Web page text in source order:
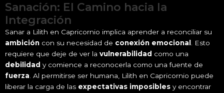
Sanación: El Camino hacia la
Integración
Sanar a Lilith en Capricornio implica aprender a reconciliar su
ambición con su necesidad de conexión emocional . Esto
requiere que deje de ver la vulnerabilidad como una
debilidad y comience a reconocerla como una fuente de
fuerza. Al permitirse ser humana, Lilith en Capricornio puede
liberar la carga de las expectativas imposibles y encontrar